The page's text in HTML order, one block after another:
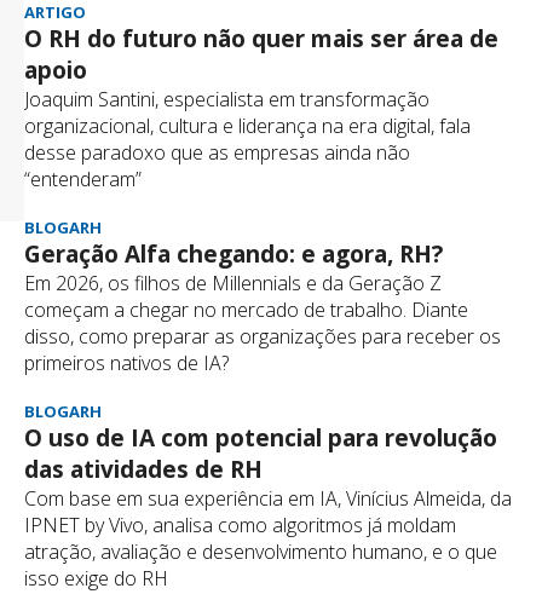
ARTIGO
O RH do futuro não quer mais ser área de
apoio
Joaquim Santini, especialista em transformação
organizacional, cultura e liderança na era digital, fala
desse paradoxo que as empresas ainda não
“entenderam”
BLOGARH
Geração Alfa chegando: e agora, RH?
Em 2026, os filhos de Millennials e da Geração Z
começam a chegar no mercado de trabalho. Diante
disso, como preparar as organizações para receber os
primeiros nativos de IA?
BLOGARH
O uso de IA com potencial para revolução
das atividades de RH
Com base em sua experiência em IA, Vinícius Almeida, da
IPNET by Vivo, analisa como algoritmos já moldam
atração, avaliação e desenvolvimento humano, e o que
isso exige do RH